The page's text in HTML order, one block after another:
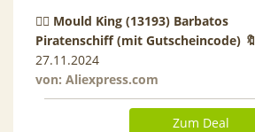
🏴‍☠️ Mould King (13193) Barbatos
Piratenschiff (mit Gutscheincode) 🔖
27.11.2024
von: Aliexpress.com
Zum Deal